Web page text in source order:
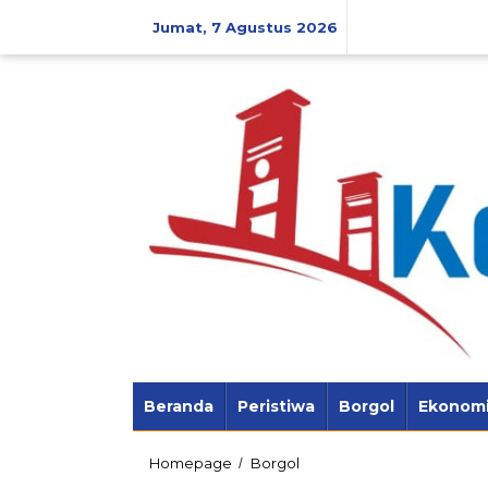
Jumat, 7 Agustus 2026
Beranda Peristiwa Borgol
Homepage / Borgol